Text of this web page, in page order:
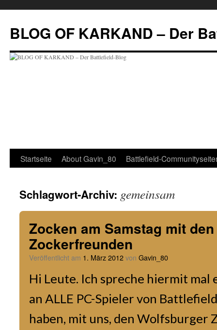
BLOG OF KARKAND – Der
Startseite About Gavin_80 Battlefield-
Schlagwort-Archiv: gemeinsam
Zocken am Samstag mit
Zockerfreunden
Veröffentlicht am 1. März 2012von Gavin_80
Hi Leute. Ich spreche hiermit mal
an ALLE PC-Spieler von
haben, mit uns, den Wolfsburger